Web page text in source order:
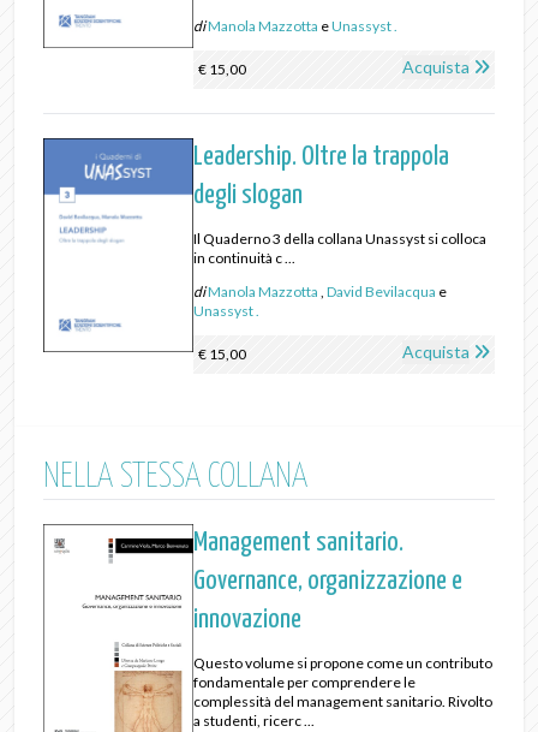
diManola Mazzotta eUnassyst .
€ 15,00 Acquista
Leadership. Oltre la trappola
degli slogan
Il Quaderno 3 della collana Unassyst si colloca
in continuità c ...
diManola Mazzotta ,David Bevilacqua e
Unassyst .
€ 15,00 Acquista
NELLA STESSA COLLANA
Management sanitario.
Governance, organizzazione e
innovazione
Questo volume si propone come un contributo
fondamentale per comprendere le
complessità del management sanitario. Rivolto
a studenti, ricerc ...